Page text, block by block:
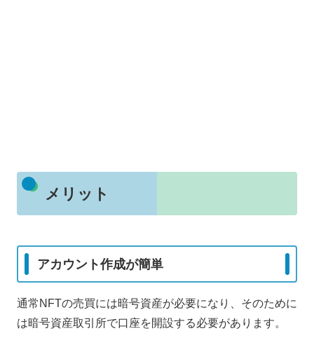
メリット
アカウント作成が簡単
通常NFTの売買には暗号資産が必要になり、そのために
は暗号資産取引所で口座を開設する必要があります。